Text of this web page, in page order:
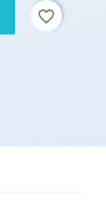
favorite_border